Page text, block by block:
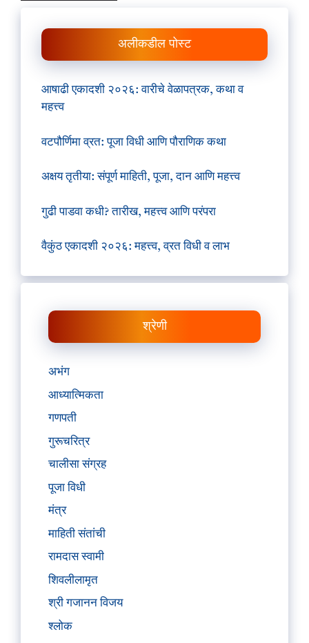
अलीकडील पोस्ट
आषाढी एकादशी २०२६: वारीचे वेळापत्रक, कथा व
महत्त्व
वटपौर्णिमा व्रत: पूजा विधी आणि पौराणिक कथा
अक्षय तृतीया: संपूर्ण माहिती, पूजा, दान आणि महत्त्व
गुढी पाडवा कधी? तारीख, महत्त्व आणि परंपरा
वैकुंठ एकादशी २०२६: महत्त्व, व्रत विधी व लाभ
श्रेणी
अभंग
आध्यात्मिकता
गणपती
गुरूचरित्र
चालीसा संग्रह
पूजा विधी
मंत्र
माहिती संतांची
रामदास स्वामी
शिवलीलामृत
श्री गजानन विजय
श्लोक